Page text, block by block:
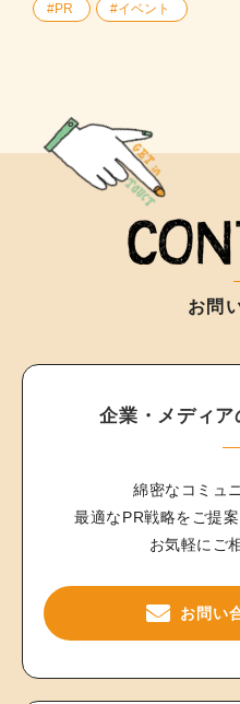
#PR #イベント
お問
企業・メディア
綿密なコミュ
最適なPR戦略をご提
お気軽にご
お問い